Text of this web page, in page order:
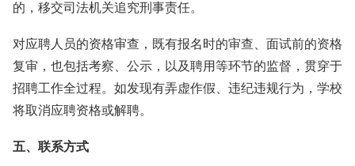
的，移交司法机关追究刑事责任。
对应聘人员的资格审查，既有报名时的审查、面试前的资格
复审，也包括考察、公示，以及聘用等环节的监督，贯穿于
招聘工作全过程。如发现有弄虚作假、违纪违规行为，学校
将取消应聘资格或解聘。
五、联系方式